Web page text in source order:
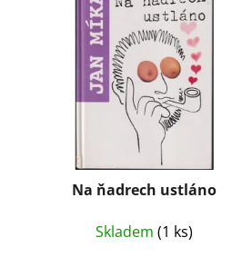
Na ňadrech ustláno
Skladem(1 ks)